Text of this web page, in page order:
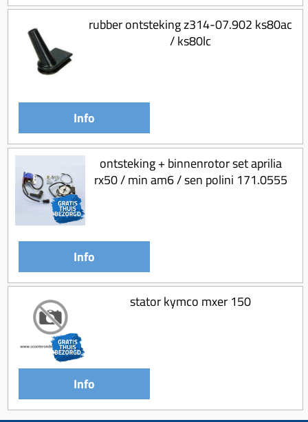
Ketting / tandwiel
Koeling (delen)
Overbrenging
rubber ontsteking z314-07.902 ks80ac
/ ks80lc
Info
ontsteking + binnenrotor set aprilia
rx50 / min am6 / sen polini 171.0555
Info
stator kymco mxer 150
Info